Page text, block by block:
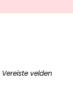
Vereiste velden